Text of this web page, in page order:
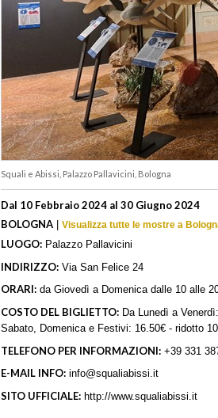
Squali e Abissi, Palazzo Pallavicini, Bologna
Dal 10 Febbraio 2024 al 30 Giugno 2024
BOLOGNA | Visualizza tutte le mostre a
LUOGO: Palazzo Pallavicini
INDIRIZZO: Via San Felice 24
ORARI: da Giovedì a Domenica dalle 10 alle
COSTO DEL BIGLIETTO: Da Lunedì a
Sabato, Domenica e Festivi: 16.50€ - ridotto
TELEFONO PER INFORMAZIONI: +39 331
E-MAIL INFO: info@squaliabissi.it
SITO UFFICIALE: http://www.squaliabissi.it